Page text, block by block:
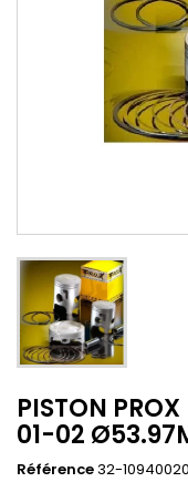
PISTON
01-02
Référence32-